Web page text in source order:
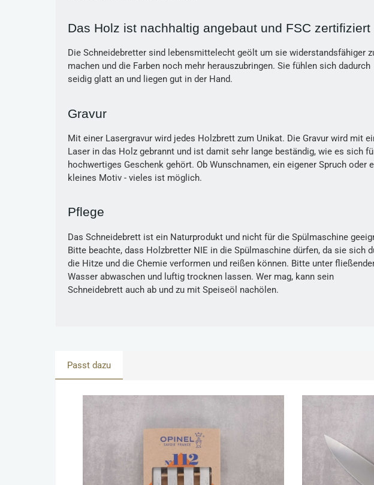
Das Holz ist nachhaltig angebaut und FSC zertifiziert
Die Schneidebretter sind lebensmittelecht geölt um sie widerstandsfähiger
machen und die Farben noch mehr herauszubringen. Sie fühlen sich dadurch
seidig glatt an und liegen gut in der Hand.
Gravur
Mit einer Lasergravur wird jedes Holzbrett zum Unikat. Die Gravur wird mit
Laser in das Holz gebrannt und ist damit sehr lange beständig, wie es sich
hochwertiges Geschenk gehört. Ob Wunschnamen, ein eigener Spruch oder
kleines Motiv - vieles ist möglich.
Pflege
Das Schneidebrett ist ein Naturprodukt und nicht für die Spülmaschine
Bitte beachte, dass Holzbretter NIE in die Spülmaschine dürfen, da sie sich
die Hitze und die Chemie verformen und reißen können. Bitte unter
Wasser abwaschen und luftig trocknen lassen. Wer mag, kann sein
Schneidebrett auch ab und zu mit Speiseöl nachölen.
Passt dazu
Produktgalerie überspringen